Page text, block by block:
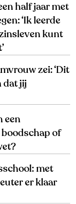
half jaar met
‘Ik leerde
kunt
zei: ‘Dit
dat jij
een
of
met
er klaar